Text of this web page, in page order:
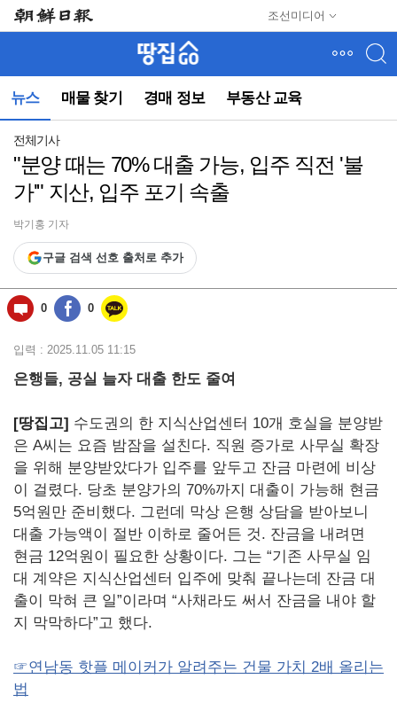
조선미디어
뉴스 매물 찾기 경매 정보 부동산 교육
뉴
(컨
동)
전체기사
"분양 때는 70% 대출 가능, 입주 직전 '불
가'" 지산, 입주 포기 속출
박기홍 기자
구글 검색 선호 출처로 추가
0 0
입력 : 2025.11.05 11:15
은행들, 공실 늘자 대출 한도 줄여
[땅집고] 수도권의 한 지식산업센터 10개 호실을 분양받
은 A씨는 요즘 밤잠을 설친다. 직원 증가로 사무실 확장
을 위해 분양받았다가 입주를 앞두고 잔금 마련에 비상
이 걸렸다. 당초 분양가의 70%까지 대출이 가능해 현금
5억원만 준비했다. 그런데 막상 은행 상담을 받아보니
대출 가능액이 절반 이하로 줄어든 것. 잔금을 내려면
현금 12억원이 필요한 상황이다. 그는 “기존 사무실 임
대 계약은 지식산업센터 입주에 맞춰 끝나는데 잔금 대
출이 막혀 큰 일”이라며 “사채라도 써서 잔금을 내야 할
지 막막하다”고 했다.
☞연남동 핫플 메이커가 알려주는 건물 가치 2배 올리는
법